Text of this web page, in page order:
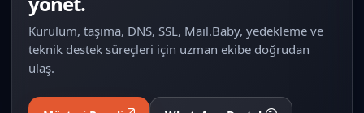
Kurulum, taşıma, DNS, SSL, Mail.Baby, yedekleme ve
teknik destek süreçleri için uzman ekibe doğrudan
ulaş.